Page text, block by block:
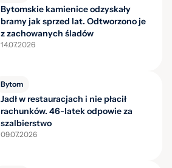
Bytomskie kamienice odzyskały
bramy jak sprzed lat. Odtworzono je
z zachowanych śladów
14.07.2026
Bytom
Jadł w restauracjach i nie płacił
rachunków. 46-latek odpowie za
szalbierstwo
09.07.2026